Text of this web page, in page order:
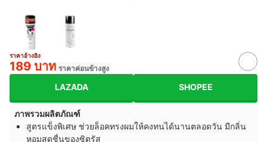
ราคาอ้างอิง
189 บาท ราคาค่อนข้างสูง
LAZADA SHOPEE
ภาพรวมผลิตภัณฑ์
สูตรแข็งพิเศษ ช่วยล็อคทรงผมให้คงทนได้นานตลอดวัน มีกลิ่น
หอมสดชื่นของซิตรัส